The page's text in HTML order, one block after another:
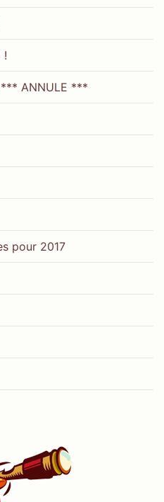
!
ANNULE ***
pour 2017